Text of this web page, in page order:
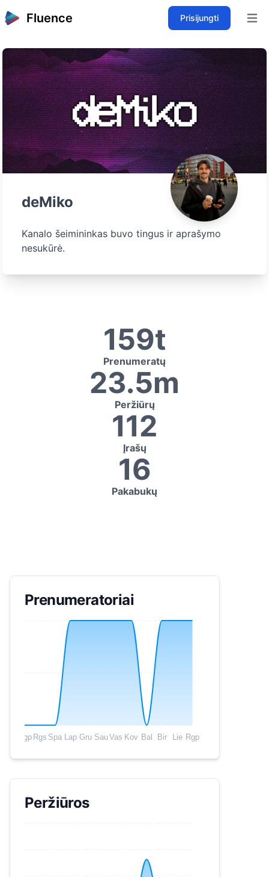
Fluence Prisijungti
deMiko
Kanalo šeimininkas buvo tingus ir aprašymo
nesukūrė.
159t
Prenumeratų
23.5m
Peržiūrų
112
Įrašų
16
Pakabukų
Prenumeratoriai
Rgp Rgs Spa Lap Gru SauVas Kov Bal Bir Lie Rgp
Peržiūros